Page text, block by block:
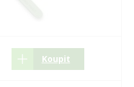
Koupit